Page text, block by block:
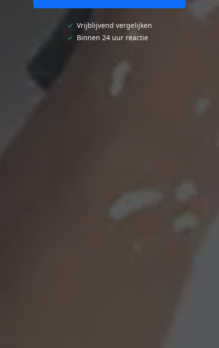
✓ Vrijblijvend vergelijken
✓ Binnen 24 uur reactie